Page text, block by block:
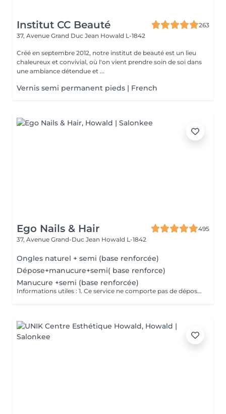
Institut CC Beauté
263
37, Avenue Grand Duc Jean Howald L-1842
Créé en septembre 2012, notre institut de beauté est un lieu
chaleureux et convivial, où l'on vient prendre soin de soi dans
une ambiance détendue et ...
Vernis semi permanent pieds | French
Ego Nails & Hair
495
37, Avenue Grand-Duc Jean Howald L-1842
Ongles naturel + semi (base renforcée)
Dépose+manucure+semi( base renforce)
Manucure +semi (base renforcée)
Informations utiles : 1. Ce service ne comporte pas de dépose vos ongles doivent être nu pour ce service si vos ongles nécessite une dépose veuillez choisir la dépose adéquate merci. 2. Ce service ne comporte pas de French ni de Nails si vous en souhaitez il vous suffit de vous rendre dans la rubrique Nails art pour en ajouter merci. Description de la prestation : - Traitement des cuticules - limage des ongles - pose d'un Semi Permanent (1 couleur )